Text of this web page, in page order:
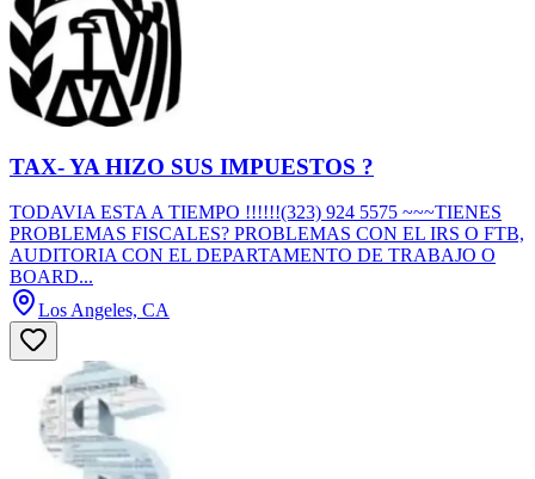
TAX- YA HIZO SUS IMPUESTOS ?
TODAVIA ESTA A TIEMPO !!!!!!(323) 924 5575 ~~~TIENES
PROBLEMAS FISCALES? PROBLEMAS CON EL IRS O FTB,
AUDITORIA CON EL DEPARTAMENTO DE TRABAJO O
BOARD...
Los Angeles, CA